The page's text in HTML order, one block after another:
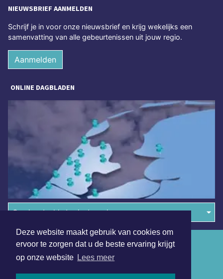
Deze website maakt gebruik van cookies om
ervoor te zorgen dat u de beste ervaring krijgt
op onze website Lees meer
NIEUWSBRIEF AANMELDEN
Schrijf je in voor onze nieuwsbrief en krijg wekelijks een
samenvatting van alle gebeurtenissen uit jouw regio.
Aanmelden
ONLINE DAGBLADEN
Overige dagbladen in de regio
Algemene voorwaarden
Disclaimer